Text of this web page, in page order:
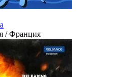
/ Франция